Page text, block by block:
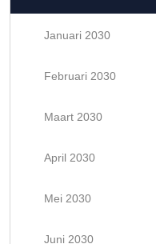
Januari 2030
Februari 2030
Maart 2030
April 2030
Mei 2030
Juni 2030